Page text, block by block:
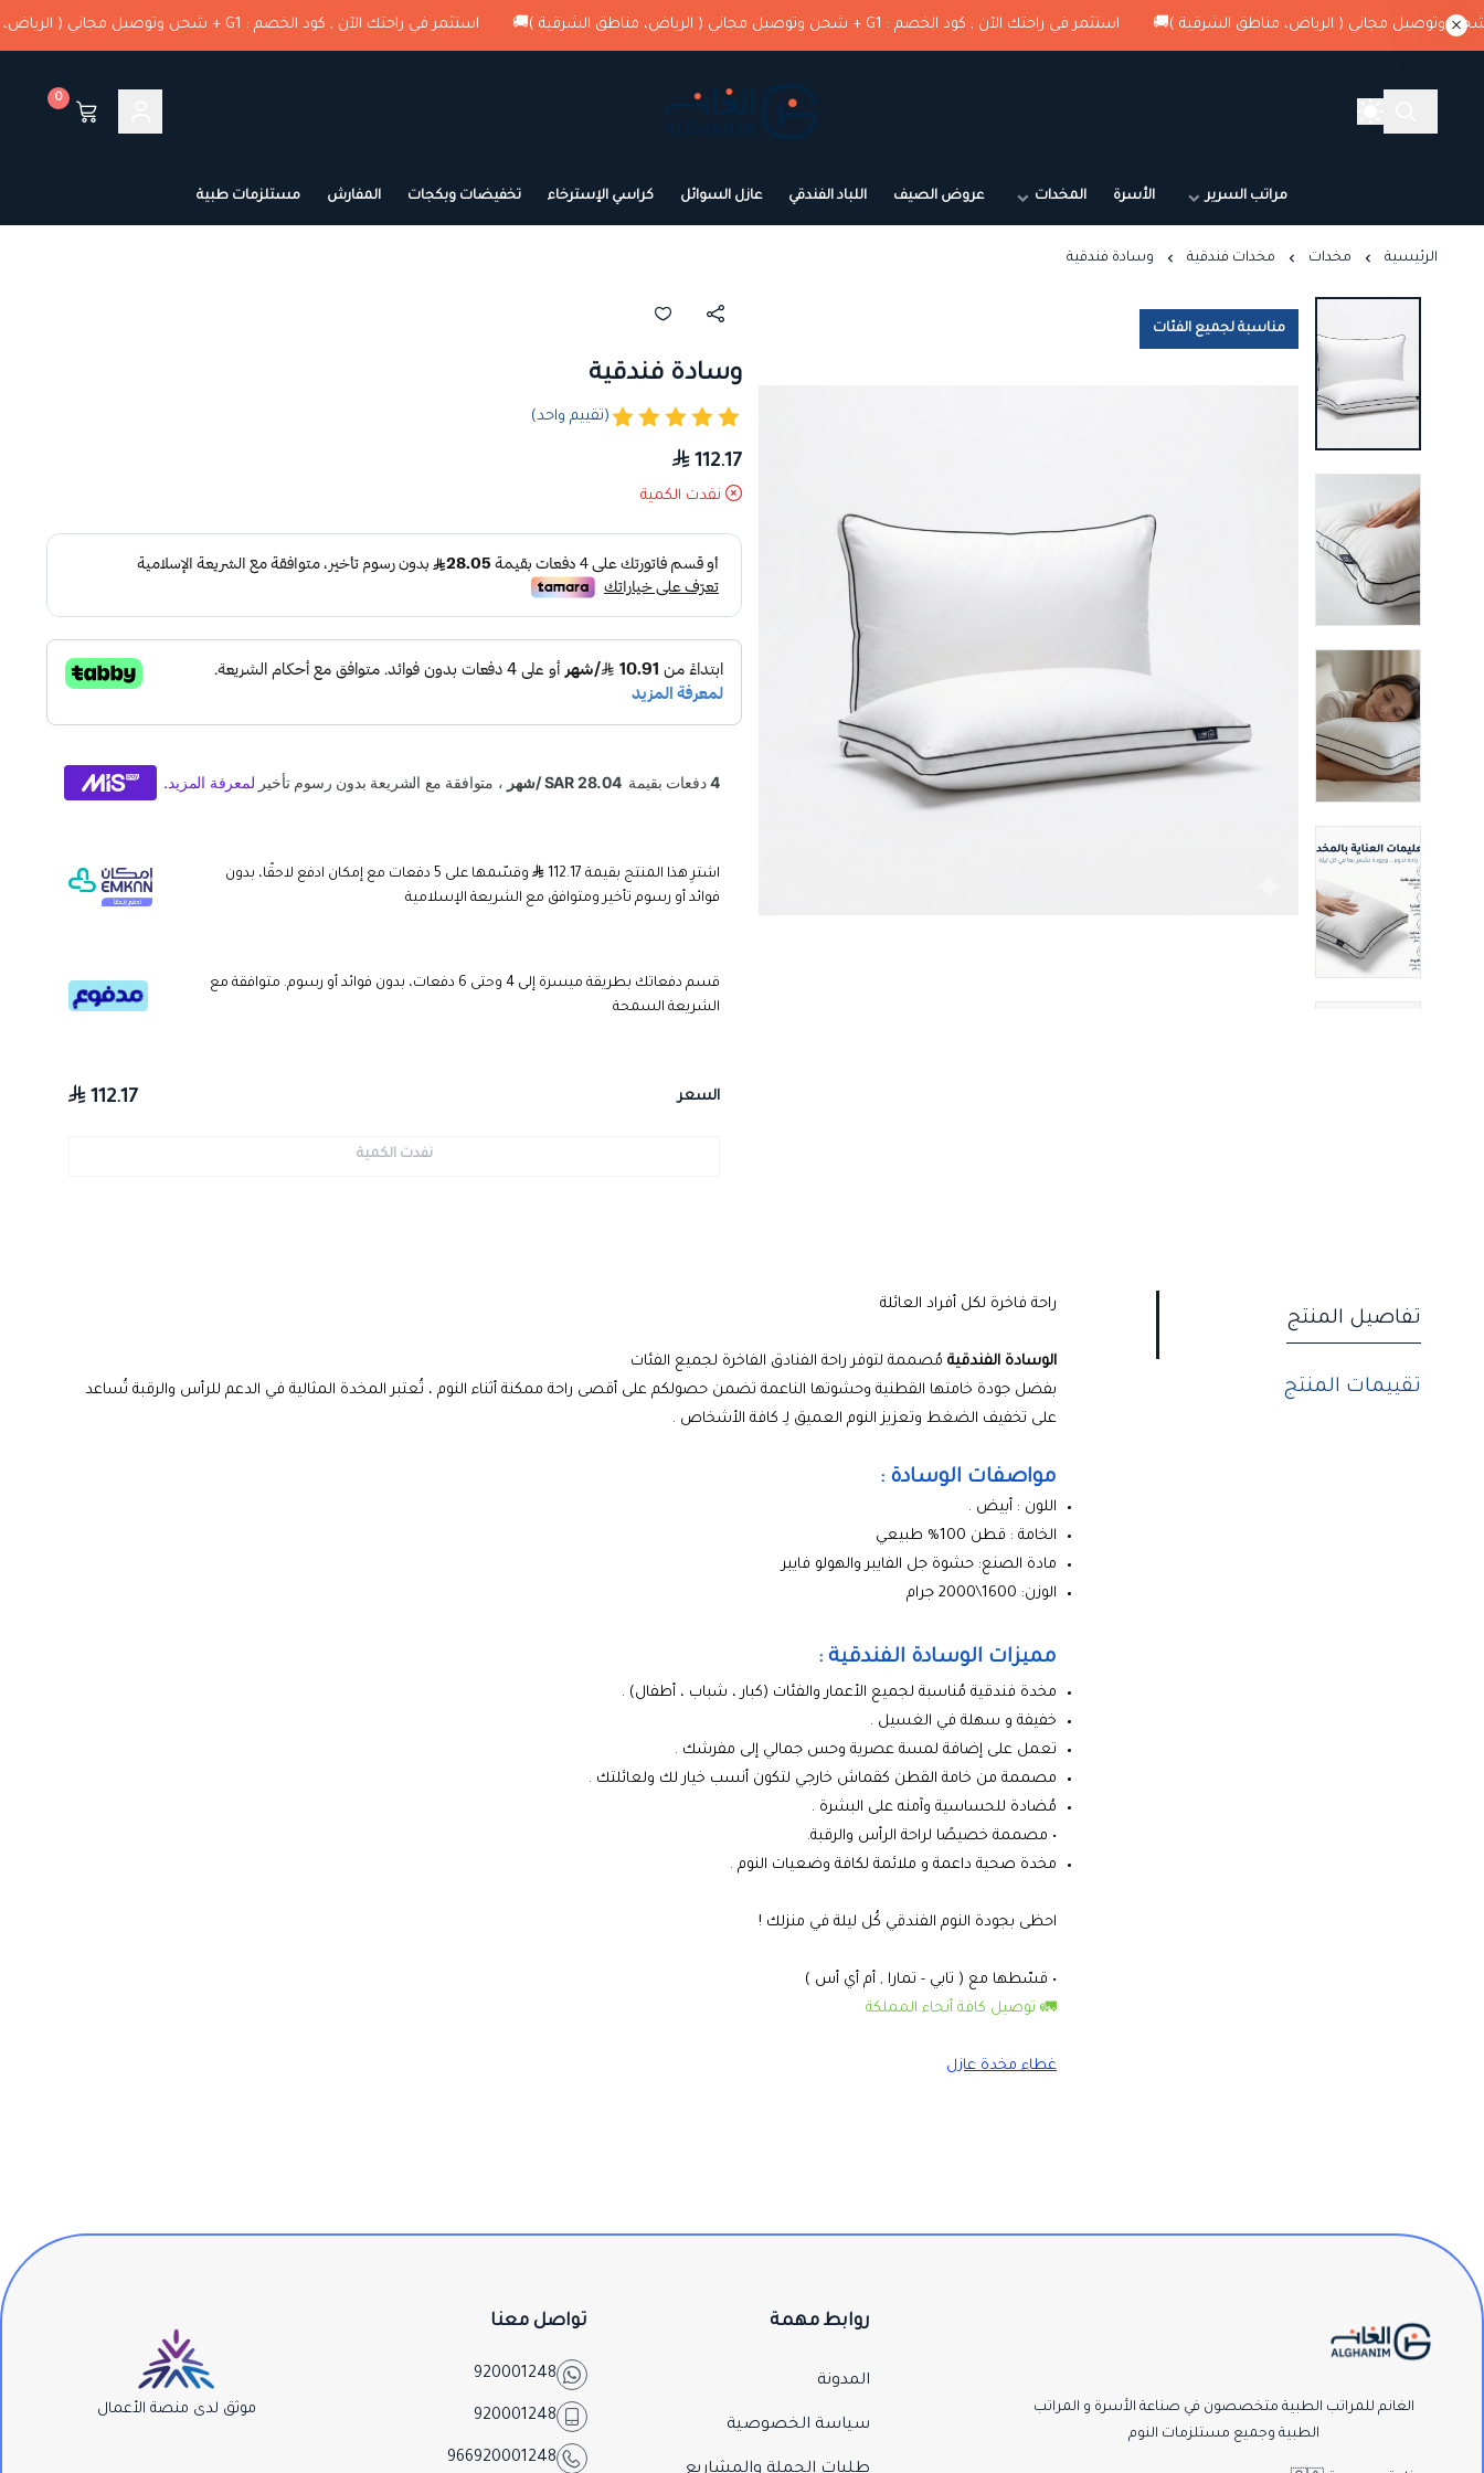
استثمر في راحتك الآن , كود الخصم : G1 + شحن وتوصيل مجاني ( الرياض، مناطق الشرقية )🚚 استثمر في راحتك الآن , كود الخصم : G1 + شحن وتوصيل مجاني ( الرياض، مناطق الشرقية )🚚
0
مراتب السرير الأسرة المخدات عروض الصيف اللباد الفندقي عازل السوائل كراسي الإسترخاء تخفيضات وبكجات المفارش مستلزمات طبية
الرئيسية مخدات مخدات فندقية وسادة فندقية
مناسبة لجميع الفئات
وسادة فندقية
(تقييم واحد)
112.17
نفدت الكمية
اشترِ هذا المنتج بقيمة 112.17
وقسّمها على 5 دفعات مع إمكان ادفع لاحقًا، بدون
فوائد أو رسوم تأخير ومتوافق مع الشريعة الإسلامية
قسم دفعاتك بطريقة ميسرة إلى 4 وحتى 6 دفعات، بدون فوائد أو رسوم. متوافقة مع
الشريعة السمحة
السعر 112.17
نفدت الكمية
تفاصيل المنتج
تقييمات المنتج
راحة فاخرة لكل أفراد العائلة
الوسادة الفندقية مُصممة لتوفر راحة الفنادق الفاخرة لجميع الفئات
بفضل جودة خامتها القطنية وحشوتها الناعمة تضمن حصولكم على أقصى راحة ممكنة أثناء النوم ، تُعتبر المخدة المثالية في الدعم للرأس والرقبة تُساعد
على تخفيف الضغط وتعزيز النوم العميق لِـ كافة الأشخاص .
مواصفات الوسادة :
اللون : أبيض .
الخامة : قطن 100% طبيعي
مادة الصنع: حشوة جل الفايبر والهولو فايبر
الوزن: 1600\2000 جرام
مميزات الوسادة الفندقية :
مخدة فندقية مُناسبة لجميع الأعمار والفئات (كبار ، شباب ، أطفال) .
خفيفة و سهلة في الغسيل .
تعمل على إضافة لمسة عصرية وحس جمالي إلى مفرشك .
مصممة من خامة القطن كقماش خارجي لتكون أنسب خيار لك ولعائلتك .
مُضادة للحساسية وآمنه على البشرة .
• مصممة خصيصًا لراحة الرأس والرقبة.
مخدة صحية داعمة و ملائمة لكافة وضعيات النوم .
احظى بجودة النوم الفندقي كُل ليلة في منزلك !
• قسّطها مع ( تابي - تمارا , أم أي أس )
🚛 توصيل كافة أنحاء المملكة
غطاء مخدة عازل
الغانم للمراتب الطبية متخصصون في صناعة الأسرة و المراتب
الطبية وجميع مستلزمات النوم
روابط مهمة
المدونة
سياسة الخصوصية
تواصل معنا
920001248
920001248
966920001248
موثق لدى منصة الأعمال